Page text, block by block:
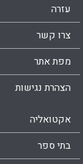
עזרה
צרו קשר
מפת אתר
הצהרת נגישות
אקטואליה
בתי ספר